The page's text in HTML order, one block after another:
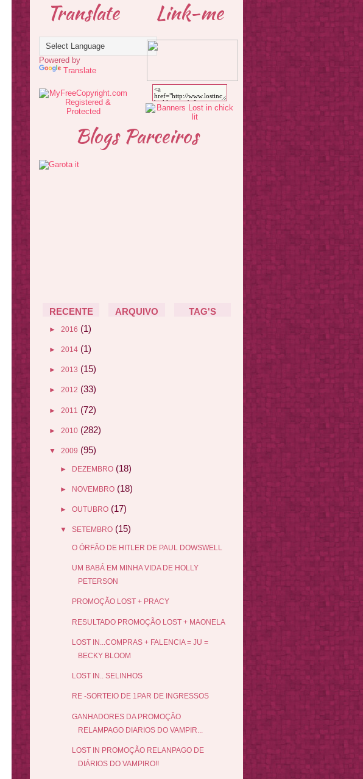
Translate
Powered by
Translate
Link-me
Blogs Parceiros
RECENTE ARQUIVO TAG'S
► 2016 (1)
► 2014 (1)
► 2013 (15)
► 2012 (33)
► 2011 (72)
► 2010 (282)
▼ 2009 (95)
► DEZEMBRO (18)
► NOVEMBRO (18)
► OUTUBRO (17)
▼ SETEMBRO (15)
O ÓRFÃO DE HITLER DE PAUL DOWSWELL
UM BABÁ EM MINHA VIDA DE HOLLY
PETERSON
PROMOÇÃO LOST + PRACY
RESULTADO PROMOÇÃO LOST + MAONELA
LOST IN...COMPRAS + FALENCIA = JU =
BECKY BLOOM
LOST IN.. SELINHOS
RE -SORTEIO DE 1PAR DE INGRESSOS
GANHADORES DA PROMOÇÃO
RELAMPAGO DIARIOS DO VAMPIR...
LOST IN PROMOÇÃO RELANPAGO DE
DIÁRIOS DO VAMPIRO!!